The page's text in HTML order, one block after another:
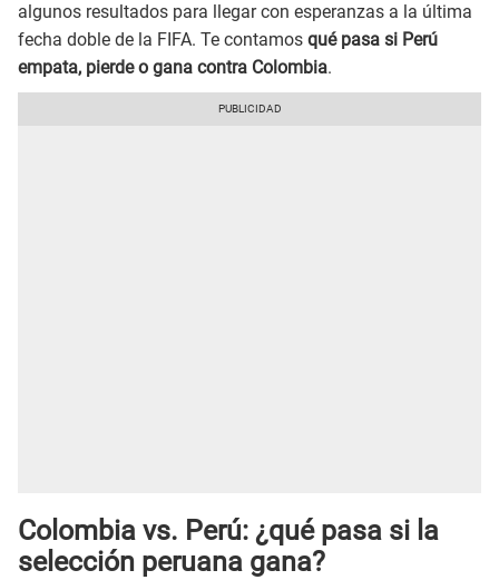
algunos resultados para llegar con esperanzas a la última
fecha doble de la FIFA. Te contamos qué pasa si Perú
empata, pierde o gana contra Colombia.
Colombia vs. Perú: ¿qué pasa si la
selección peruana gana?